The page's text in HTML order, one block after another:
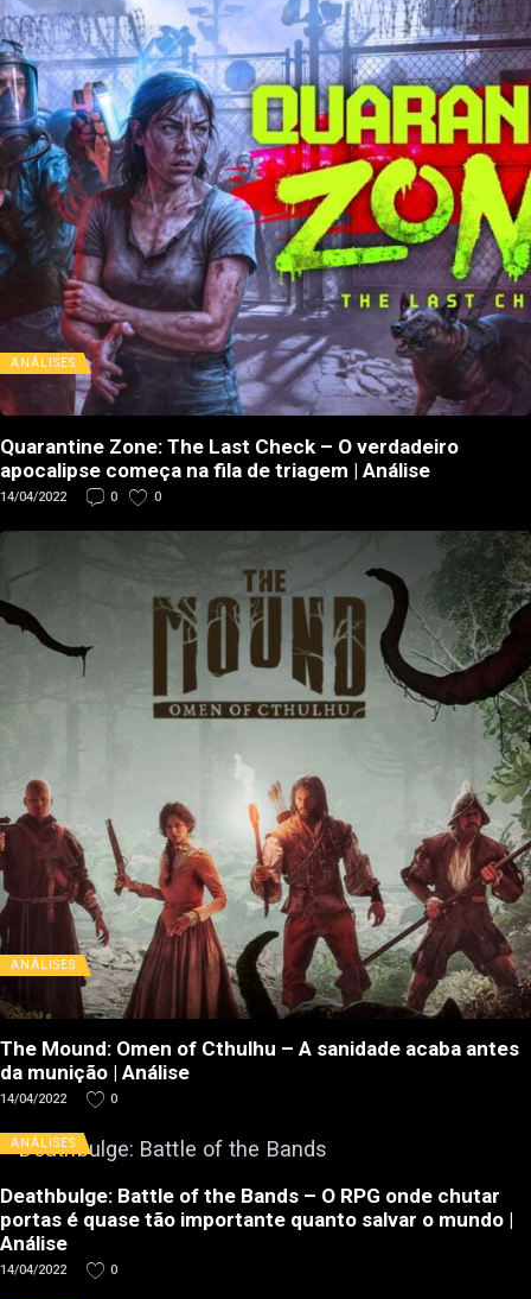
ANÁLISES
Quarantine Zone: The Last Check – O verdadeiro
apocalipse começa na fila de triagem | Análise
14/04/2022 0 0
ANÁLISES
The Mound: Omen of Cthulhu – A sanidade acaba antes
da munição | Análise
14/04/2022 0
ANÁLISES
Deathbulge: Battle of the Bands – O RPG onde chutar
portas é quase tão importante quanto salvar o mundo |
Análise
14/04/2022 0